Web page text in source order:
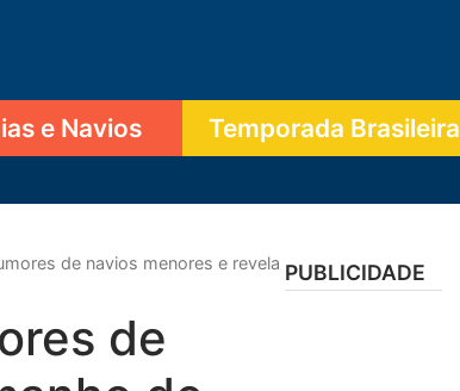
e Navios Temporada Brasileira
de navios menores e revela
de
PUBLICIDADE